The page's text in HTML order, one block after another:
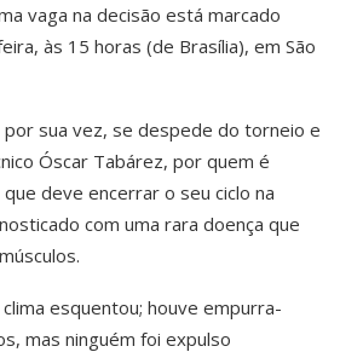
vaga na decisão está marcado
às 15 horas (de Brasília), em São
por sua vez, se despede do torneio e
Óscar Tabárez, por quem é
deve encerrar o seu ciclo na
com uma rara doença que
esquentou; houve empurra-
mas ninguém foi expulso